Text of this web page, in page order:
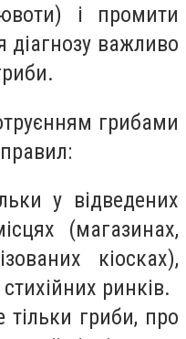
і промити
важливо
грибами
у відведених
(магазинах,
кіосках),
ринків.
тільки гриби, про